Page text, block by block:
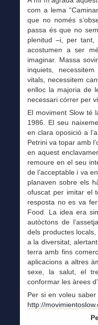
com a lema
que no només
passa és que no
plenitud –i, per
acostumen a ser
imaginar. Massa
inquiets,
vitals, necessitem
enlloc la majoria de
necessari córrer per
El moviment Slow té
1986. El seu
en clara oposició a
Petrini va topar amb
en aquest
remoure en el seu
de l’acceptable i va
planaven sobre els
ofuscat per imitar el
resposta no es va
Food. La idea era
autòctons de
dels productes
a la diversitat,
terra amb fins
aplicacions a altres
sexe, la salut, el
conformar les àrees
Per si en voleu
http://